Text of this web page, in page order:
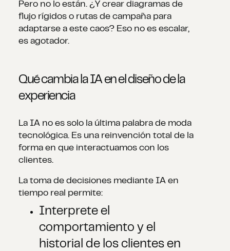
Pero no lo están. ¿Y crear diagramas de
flujo rígidos o rutas de campaña para
adaptarse a este caos? Eso no es escalar,
es agotador.
Qué cambia la IA en el diseño de la
experiencia
La IA no es solo la última palabra de moda
tecnológica. Es una reinvención total de la
forma en que interactuamos con los
clientes.
La toma de decisiones mediante IA en
tiempo real permite:
Interprete el
comportamiento y el
historial de los clientes en